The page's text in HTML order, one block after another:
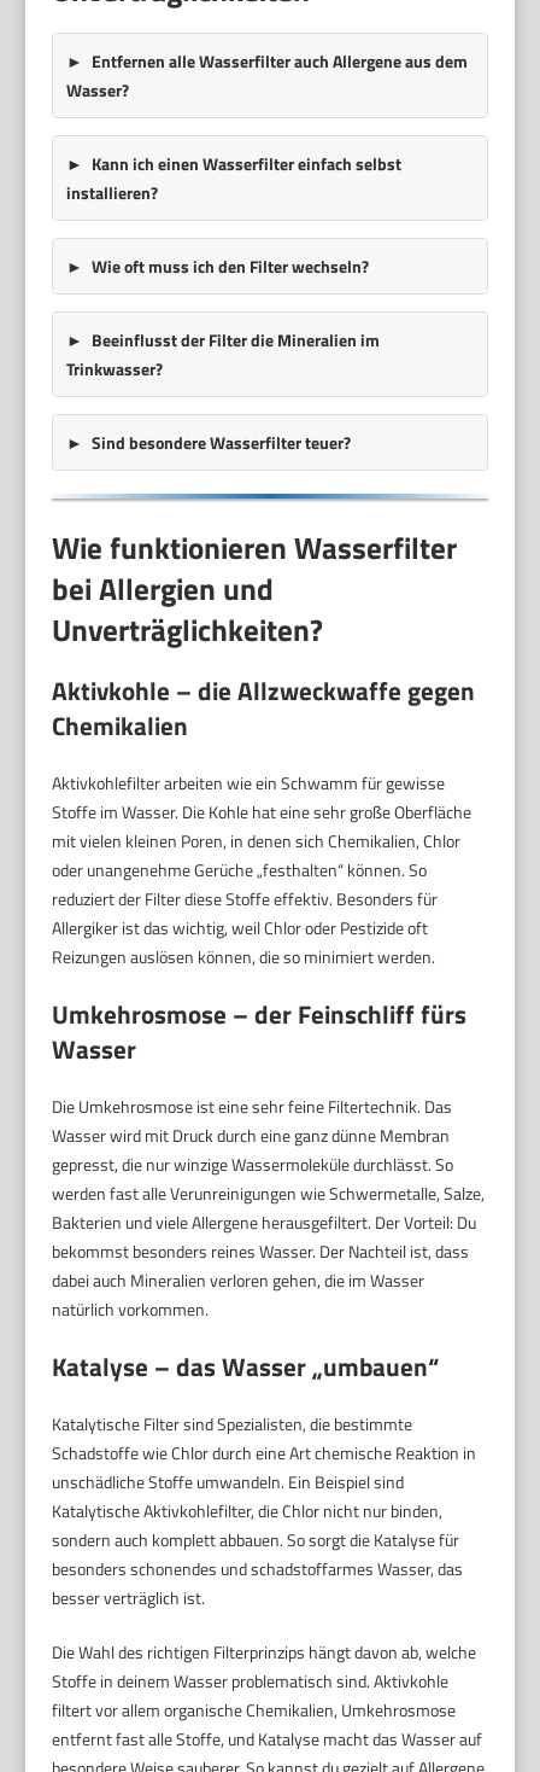
Entfernen alle Wasserfilter auch Allergene aus dem
Wasser?
Kann ich einen Wasserfilter einfach selbst
installieren?
Wie oft muss ich den Filter wechseln?
Beeinflusst der Filter die Mineralien im
Trinkwasser?
Sind besondere Wasserfilter teuer?
Wie funktionieren Wasserfilter
bei Allergien und
Unverträglichkeiten?
Aktivkohle – die Allzweckwaffe gegen
Chemikalien
Aktivkohlefilter arbeiten wie ein Schwamm für gewisse
Stoffe im Wasser. Die Kohle hat eine sehr große Oberfläche
mit vielen kleinen Poren, in denen sich Chemikalien, Chlor
oder unangenehme Gerüche „festhalten“ können. So
reduziert der Filter diese Stoffe effektiv. Besonders für
Allergiker ist das wichtig, weil Chlor oder Pestizide oft
Reizungen auslösen können, die so minimiert werden.
Umkehrosmose – der Feinschliff fürs
Wasser
Die Umkehrosmose ist eine sehr feine Filtertechnik. Das
Wasser wird mit Druck durch eine ganz dünne Membran
gepresst, die nur winzige Wassermoleküle durchlässt. So
werden fast alle Verunreinigungen wie Schwermetalle, Salze,
Bakterien und viele Allergene herausgefiltert. Der Vorteil: Du
bekommst besonders reines Wasser. Der Nachteil ist, dass
dabei auch Mineralien verloren gehen, die im Wasser
natürlich vorkommen.
Katalyse – das Wasser „umbauen“
Katalytische Filter sind Spezialisten, die bestimmte
Schadstoffe wie Chlor durch eine Art chemische Reaktion in
unschädliche Stoffe umwandeln. Ein Beispiel sind
Katalytische Aktivkohlefilter, die Chlor nicht nur binden,
sondern auch komplett abbauen. So sorgt die Katalyse für
besonders schonendes und schadstoffarmes Wasser, das
besser verträglich ist.
Die Wahl des richtigen Filterprinzips hängt davon ab, welche
Stoffe in deinem Wasser problematisch sind. Aktivkohle
filtert vor allem organische Chemikalien, Umkehrosmose
entfernt fast alle Stoffe, und Katalyse macht das Wasser auf